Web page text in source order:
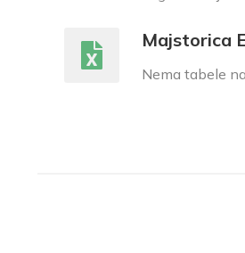
Majstorica
Nema tabele